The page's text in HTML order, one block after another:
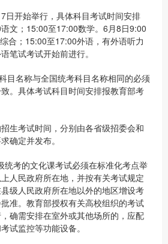
开始举行，具体科目考试时间安排
文；15:00至17:00数学。6月8日9:00
合；15:00至17:00外语，有外语听力
笔试考试开始前进行。
名称与全国统考科目名称相同的必须
。具体考试科目时间安排报教育部考
考试时间，分别由各省级招委会和
确定并发布。
考的文化课考试必须在标准化考点举
人民政府所在地，并按有关考试规定
级人民政府所在地以外的地区增设考
准。教育部授权有关高校组织的考试
确需安排在室外或其他场所的，应配
试监控等功能设备。